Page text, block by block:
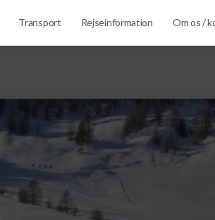
Transport Rejseinformation Om os /